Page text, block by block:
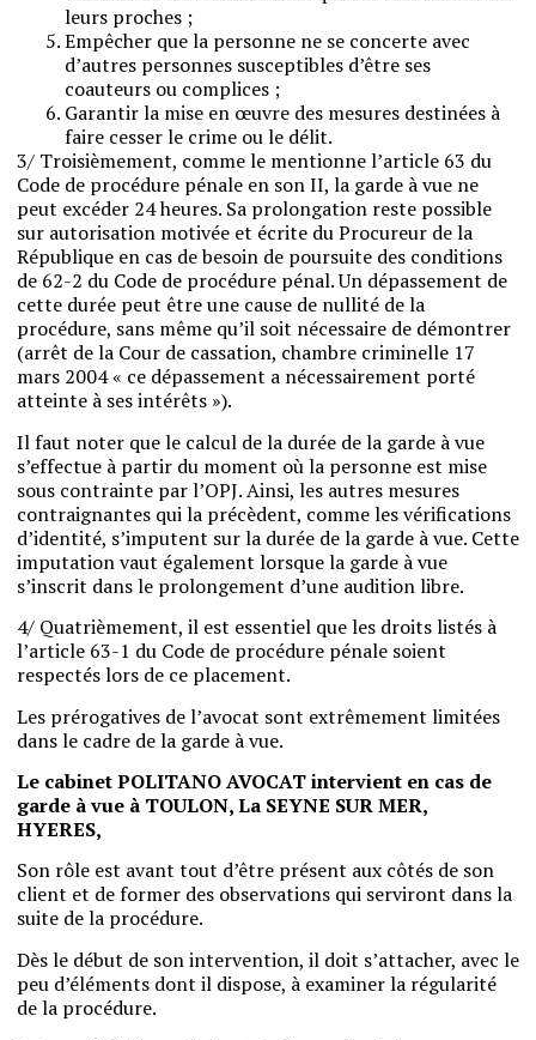
leurs proches ;
Empêcher que la personne ne se concerte avec
d’autres personnes susceptibles d’être ses
coauteurs ou complices ;
Garantir la mise en œuvre des mesures destinées à
faire cesser le crime ou le délit.
3/ Troisièmement, comme le mentionne l’article 63 du
Code de procédure pénale en son II, la garde à vue ne
peut excéder 24 heures. Sa prolongation reste possible
sur autorisation motivée et écrite du Procureur de la
République en cas de besoin de poursuite des conditions
de 62-2 du Code de procédure pénal. Un dépassement de
cette durée peut être une cause de nullité de la
procédure, sans même qu’il soit nécessaire de démontrer
(arrêt de la Cour de cassation, chambre criminelle 17
mars 2004 « ce dépassement a nécessairement porté
atteinte à ses intérêts »).
Il faut noter que le calcul de la durée de la garde à vue
s’effectue à partir du moment où la personne est mise
sous contrainte par l’OPJ. Ainsi, les autres mesures
contraignantes qui la précèdent, comme les vérifications
d’identité, s’imputent sur la durée de la garde à vue. Cette
imputation vaut également lorsque la garde à vue
s’inscrit dans le prolongement d’une audition libre.
4/ Quatrièmement, il est essentiel que les droits listés à
l’article 63-1 du Code de procédure pénale soient
respectés lors de ce placement.
Les prérogatives de l’avocat sont extrêmement limitées
dans le cadre de la garde à vue.
Le cabinet POLITANO AVOCAT intervient en cas de
garde à vue à TOULON, La SEYNE SUR MER,
HYERES,
Son rôle est avant tout d’être présent aux côtés de son
client et de former des observations qui serviront dans la
suite de la procédure.
Dès le début de son intervention, il doit s’attacher, avec le
peu d’éléments dont il dispose, à examiner la régularité
de la procédure.